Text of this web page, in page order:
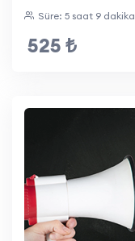
Süre: 5 saat 9 dakika
525 ₺